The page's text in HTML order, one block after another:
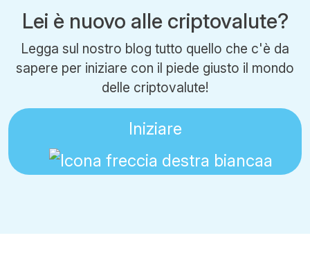
Lei è nuovo alle criptovalute?
Legga sul nostro blog tutto quello che c'è da
sapere per iniziare con il piede giusto il mondo
delle criptovalute!
Iniziare